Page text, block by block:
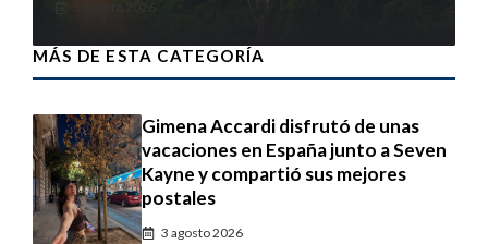
MÁS DE ESTA CATEGORÍA
Gimena Accardi disfrutó de unas
vacaciones en España junto a Seven
Kayne y compartió sus mejores
postales
3 agosto 2026